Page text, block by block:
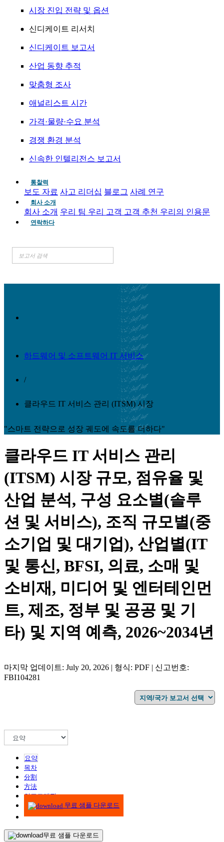
시장 진입 전략 및 옵션
신디케이트 리서치
신디케이트 보고서
산업 동향 추적
맞춤형 조사
애널리스트 시간
가격·물량·수요 분석
경쟁 환경 분석
신속한 인텔리전스 보고서
통찰력
보도 자료 사고 리더십 블로그 사례 연구
회사 소개
회사 소개 우리 팀 우리 고객 고객 추천 우리의 인용문
연락하다
하드웨어 및 소프트웨어 IT 서비스
/
클라우드 IT 서비스 관리 (ITSM) 시장
"스마트 전략으로 성장 궤도에 속도를 더하다"
클라우드 IT 서비스 관리
(ITSM) 시장 규모, 점유율 및
산업 분석, 구성 요소별(솔루
션 및 서비스), 조직 규모별(중
소기업 및 대기업), 산업별(IT
및 통신, BFSI, 의료, 소매 및
소비재, 미디어 및 엔터테인먼
트, 제조, 정부 및 공공 및 기
타) 및 지역 예측, 2026~2034년
마지막 업데이트: July 20, 2026 | 형식: PDF | 신고번호:
FBI104281
요약
목차
分割
方法
인포그래픽
무료 샘플 다운로드
무료 샘플 다운로드